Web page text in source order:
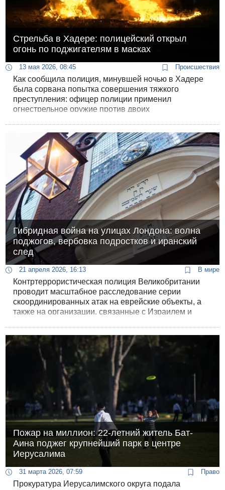
Стрельба в Хадере: полицейский открыл
огонь по поджигателям в масках
13 мая 2026, 08:45 Происшествия
Как сообщила полиция, минувшей ночью в Хадере
была сорвана попытка совершения тяжкого
преступления: офицер полиции применил
огнестрельное оружие против двоих
подозреваемых выяснились интересные детали.
Гибридная война на улицах Лондона: волна
поджогов, вербовка подростков и иранский
след
21 апреля 2026, 16:13 В мире
Контртеррористическая полиция Великобритании
проводит масштабное расследование серии
скоординированных атак на еврейские объекты, а
также на организации, связанные с Израилем и
Власти заявляют о признаках действия иранских
структур, которые используют местных
преступников в качестве прокси-сил.
Пожар на миллион: 22-летний житель Бат-
Аина поджег крупнейший парк в центре
Иерусалима
31 марта 2026, 07:59 Право
Прокуратура Иерусалимского округа подала